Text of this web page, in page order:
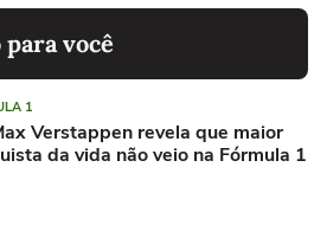
você
1
Verstappen revela que maior
da vida não veio na Fórmula 1